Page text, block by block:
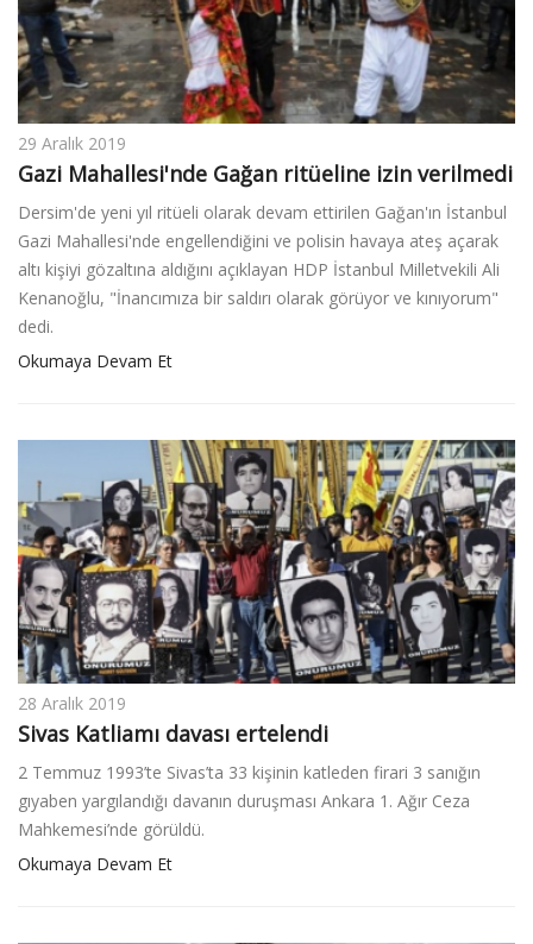
29 Aralık 2019
Gazi Mahallesi'nde Gağan ritüeline izin verilmedi
Dersim'de yeni yıl ritüeli olarak devam ettirilen Gağan'ın İstanbul
Gazi Mahallesi'nde engellendiğini ve polisin havaya ateş açarak
altı kişiyi gözaltına aldığını açıklayan HDP İstanbul Milletvekili Ali
Kenanoğlu, "İnancımıza bir saldırı olarak görüyor ve kınıyorum"
dedi.
Okumaya Devam Et
28 Aralık 2019
Sivas Katliamı davası ertelendi
2 Temmuz 1993’te Sivas’ta 33 kişinin katleden firari 3 sanığın
gıyaben yargılandığı davanın duruşması Ankara 1. Ağır Ceza
Mahkemesi’nde görüldü.
Okumaya Devam Et